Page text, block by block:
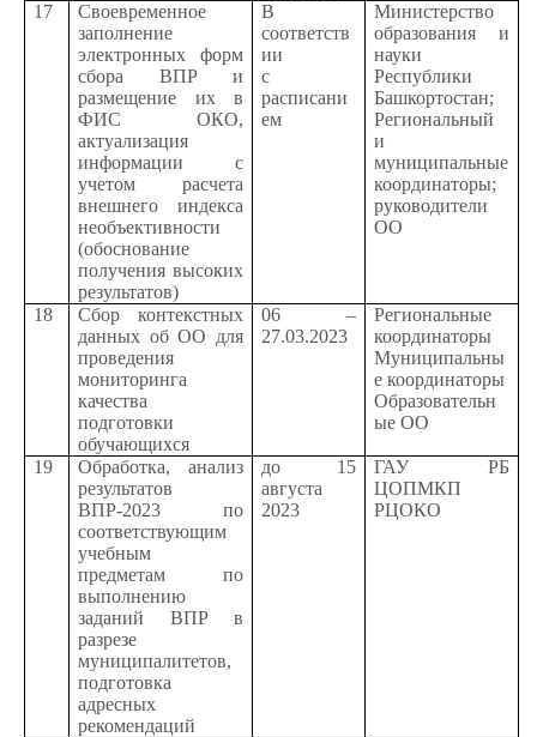
17
Своевременное
заполнение
электронных форм
сбора ВПР и
размещение их в
ФИС ОКО,
актуализация
информации с
учетом расчета
внешнего индекса
необъективности
(обоснование
получения высоких
результатов)
В
соответств
ии
с
расписани
ем
Министерство
образования и
науки
Республики
Башкортостан;
Региональный
и
муниципальные
координаторы;
руководители
ОО
18
Сбор контекстных
данных об ОО для
проведения
мониторинга
качества
подготовки
обучающихся
06 –
27.03.2023
Региональные
координаторы
Муниципальны
е координаторы
Образовательн
ые ОО
19
Обработка, анализ
результатов
ВПР-2023 по
соответствующим
учебным
предметам по
выполнению
заданий ВПР в
разрезе
муниципалитетов,
подготовка
адресных
рекомендаций
до 15
августа
2023
ГАУ РБ
ЦОПМКП
РЦОКО